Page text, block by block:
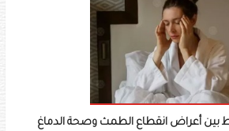
بين أعراض انقطاع الطمث وصحة الدماغ